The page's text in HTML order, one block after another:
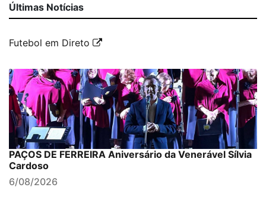
Últimas Notícias
Futebol em Direto
PAÇOS DE FERREIRA Aniversário da Venerável Sílvia
Cardoso
6/08/2026